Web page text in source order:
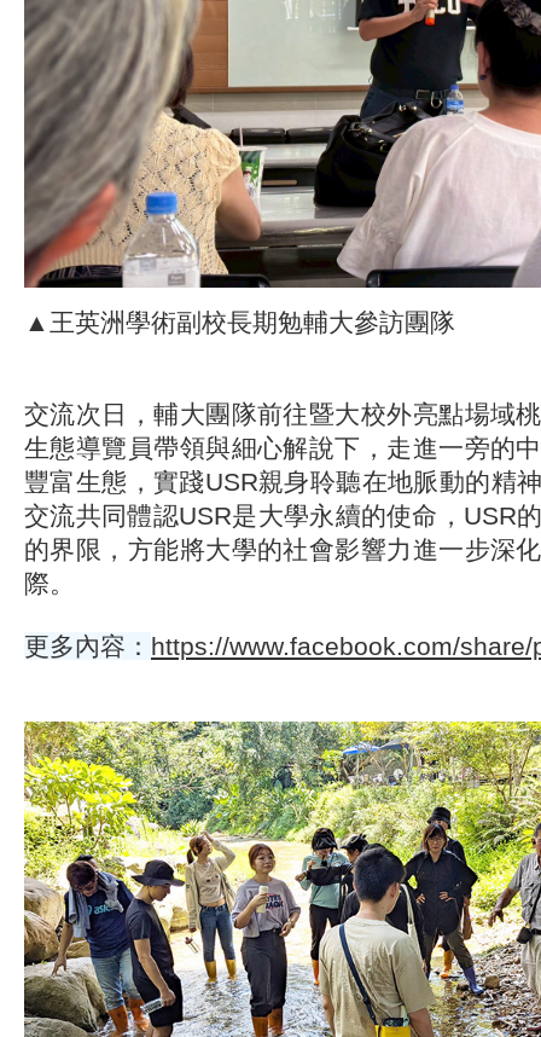
▲王英洲學術副校長期勉輔大參訪團隊
交流次日，輔大團隊前往暨大校外亮點場域
生態導覽員帶領與細心解說下，走進一旁的
豐富生態，實踐USR親身聆聽在地脈動的精
交流共同體認USR是大學永續的使命，USR
的界限，方能將大學的社會影響力進一步深
際。
更多內容： https://www.facebook.com/